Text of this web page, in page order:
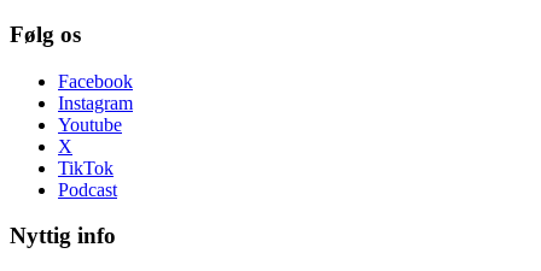
Følg os
Facebook
Instagram
Youtube
X
TikTok
Podcast
Nyttig info